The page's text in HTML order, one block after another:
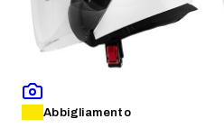
Abbigliamento